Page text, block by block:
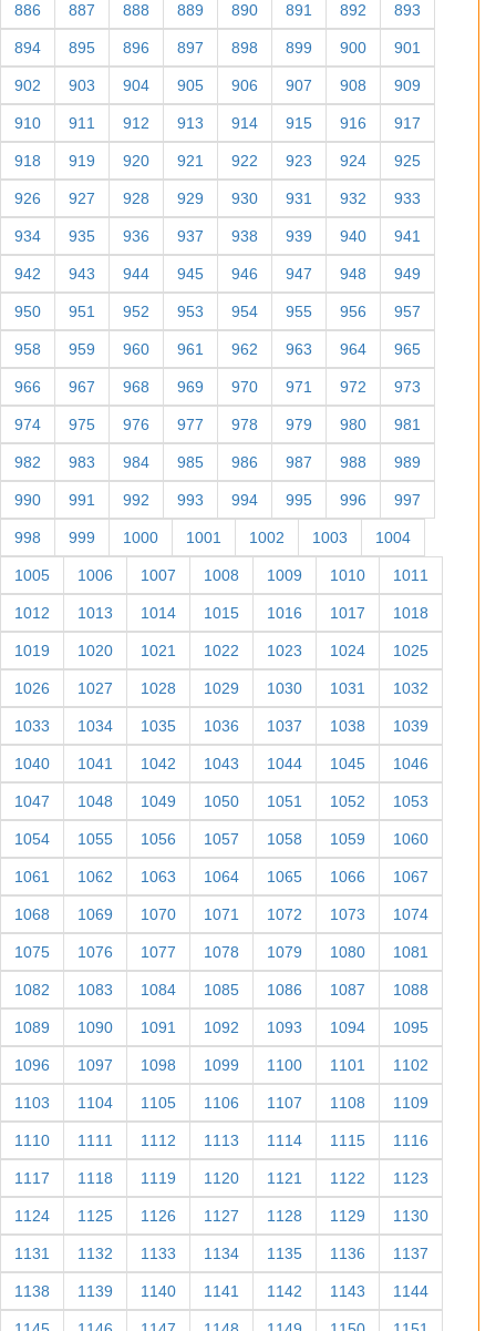
886 887 888 889 890 891 892 893
894 895 896 897 898 899 900 901
902 903 904 905 906 907 908 909
910 911 912 913 914 915 916 917
918 919 920 921 922 923 924 925
926 927 928 929 930 931 932 933
934 935 936 937 938 939 940 941
942 943 944 945 946 947 948 949
950 951 952 953 954 955 956 957
958 959 960 961 962 963 964 965
966 967 968 969 970 971 972 973
974 975 976 977 978 979 980 981
982 983 984 985 986 987 988 989
990 991 992 993 994 995 996 997
998 999 1000 1001 1002 1003 1004
1005 1006 1007 1008 1009 1010 1011
1012 1013 1014 1015 1016 1017 1018
1019 1020 1021 1022 1023 1024 1025
1026 1027 1028 1029 1030 1031 1032
1033 1034 1035 1036 1037 1038 1039
1040 1041 1042 1043 1044 1045 1046
1047 1048 1049 1050 1051 1052 1053
1054 1055 1056 1057 1058 1059 1060
1061 1062 1063 1064 1065 1066 1067
1068 1069 1070 1071 1072 1073 1074
1075 1076 1077 1078 1079 1080 1081
1082 1083 1084 1085 1086 1087 1088
1089 1090 1091 1092 1093 1094 1095
1096 1097 1098 1099 1100 1101 1102
1103 1104 1105 1106 1107 1108 1109
1110 1111 1112 1113 1114 1115 1116
1117 1118 1119 1120 1121 1122 1123
1124 1125 1126 1127 1128 1129 1130
1131 1132 1133 1134 1135 1136 1137
1138 1139 1140 1141 1142 1143 1144